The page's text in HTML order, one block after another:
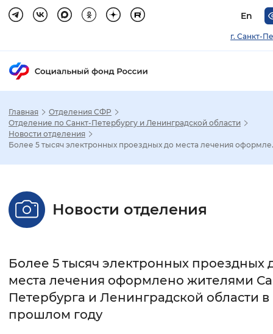
En
г. Санкт-
Настройка режима отображения
Стандартный Увеличенный
Без засечек С засечками
Интервал между буквами
Нормальный
Главная
Отделения СФР
Отделение по Санкт-Петербургу и Ленинградской области
Новости отделения
Более 5 тысяч электронных проездных до места лечения
Новости отделения
Более 5 тысяч электронных проездных
места лечения оформлено жителями
Петербурга и Ленинградской области в
прошлом году